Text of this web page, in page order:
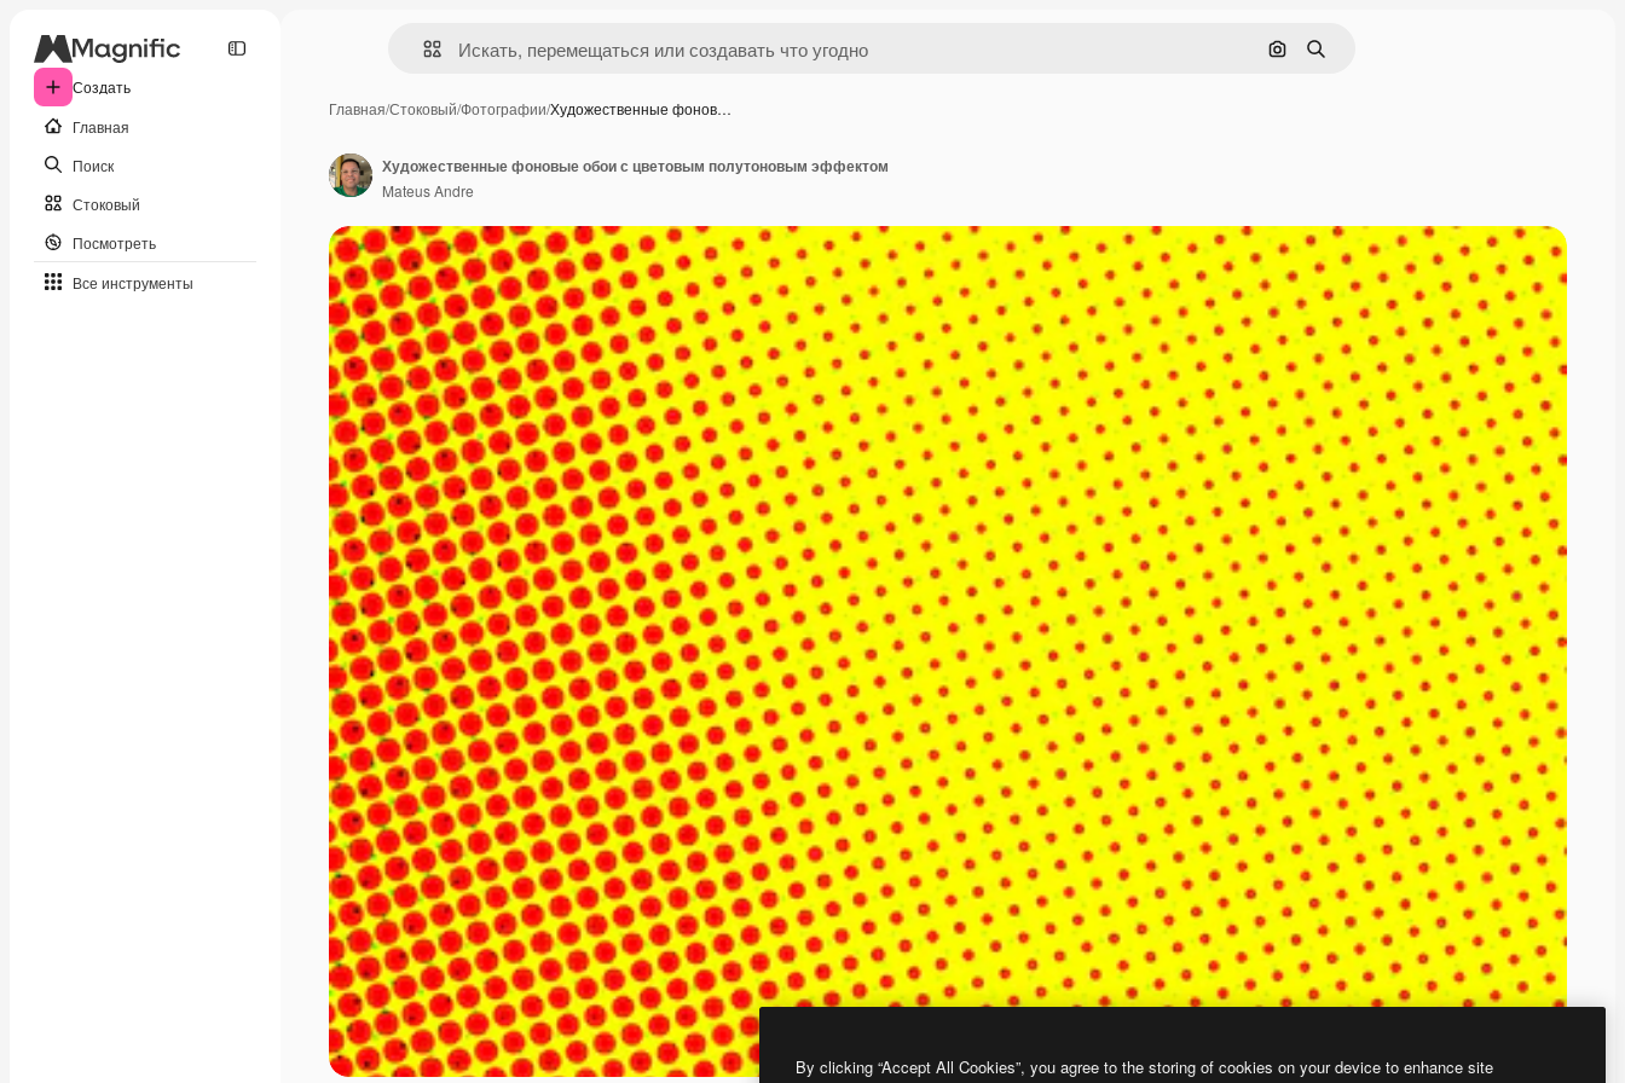
Создать
Главная
Поиск
Стоковый
Посмотреть
Все инструменты
Поиск по изображению
Поиск
Главная/Стоковый/Фотографии/Художественные фонов…
Художественные фоновые обои с цветовым полутоновым эффектом
Mateus Andre
By clicking “Accept All Cookies”, you agree to the storing of cookies on your device to enhance site